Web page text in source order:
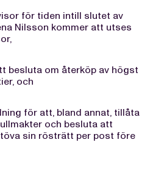
för tiden intill slutet av
Nilsson kommer att utses
besluta om återköp av högst
och
för att, bland annat, tillåta
och besluta att
sin rösträtt per post före